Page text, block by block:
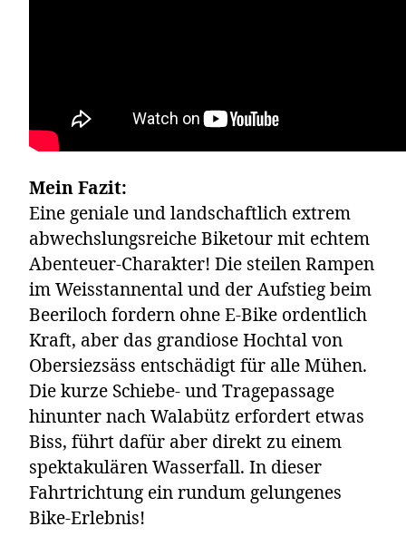
Mein Fazit:
Eine geniale und landschaftlich extrem
abwechslungsreiche Biketour mit echtem
Abenteuer-Charakter! Die steilen Rampen
im Weisstannental und der Aufstieg beim
Beeriloch fordern ohne E-Bike ordentlich
Kraft, aber das grandiose Hochtal von
Obersiezsäss entschädigt für alle Mühen.
Die kurze Schiebe- und Tragepassage
hinunter nach Walabütz erfordert etwas
Biss, führt dafür aber direkt zu einem
spektakulären Wasserfall. In dieser
Fahrtrichtung ein rundum gelungenes
Bike-Erlebnis!